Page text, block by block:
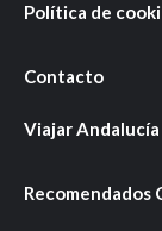
Política de
Contacto
Viajar Andalucía
Recomendados